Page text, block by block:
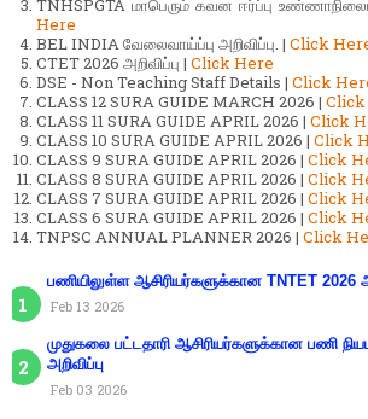
TNHSPGTA மாபெரும் கவன ஈர்ப்பு
Here
BEL INDIA வேலைவாய்ப்பு அறிவிப்பு. | Click
CTET 2026 அறிவிப்பு | Click Here
DSE - Non Teaching Staff Details | Click
CLASS 12 SURA GUIDE MARCH 2026 |
CLASS 11 SURA GUIDE APRIL 2026 | Click
CLASS 10 SURA GUIDE APRIL 2026 | Click
CLASS 9 SURA GUIDE APRIL 2026 | Click
CLASS 8 SURA GUIDE APRIL 2026 | Click
CLASS 7 SURA GUIDE APRIL 2026 | Click
CLASS 6 SURA GUIDE APRIL 2026 | Click
TNPSC ANNUAL PLANNER 2026 | Click
பணியிலுள்ள ஆசிரியர்களுக்கான TNTET 2026
Feb 13 2026
முதுகலை பட்டதாரி ஆசிரியர்களுக்கான பணி
அறிவிப்பு
Feb 03 2026